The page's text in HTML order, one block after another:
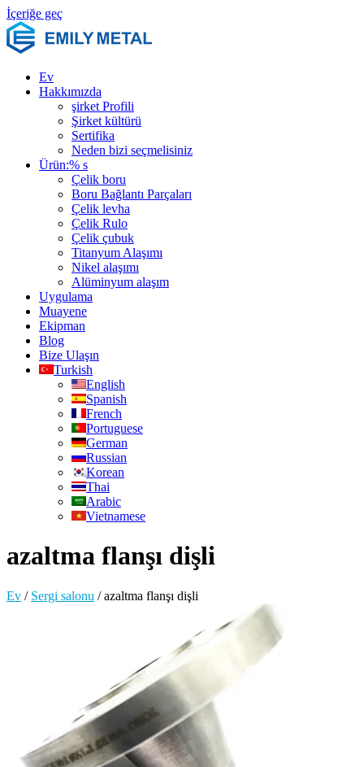
İçeriğe geç
Ev
Hakkımızda
şirket Profili
Şirket kültürü
Sertifika
Neden bizi seçmelisiniz
Ürün:% s
Çelik boru
Boru Bağlantı Parçaları
Çelik levha
Çelik Rulo
Çelik çubuk
Titanyum Alaşımı
Nikel alaşımı
Alüminyum alaşım
Uygulama
Muayene
Ekipman
Blog
Bize Ulaşın
Turkish
English
Spanish
French
Portuguese
German
Russian
Korean
Thai
Arabic
Vietnamese
azaltma flanşı dişli
Ev / Sergi salonu /azaltma flanşı dişli